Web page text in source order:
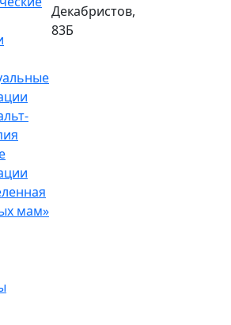
мам»
Декабристов,
83Б